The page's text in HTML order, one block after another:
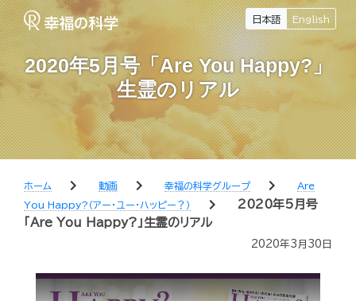
日本語 English
2020年5月号「Are You Happy?」
生霊のリアル
ホーム chevron_right 動画 chevron_right 幸福の科学グループ chevron_right
Are
You Happy?（アー・ユー・ハッピー？）
chevron_right
2020年5月号
「Are You Happy?」生霊のリアル
2020年3月30日